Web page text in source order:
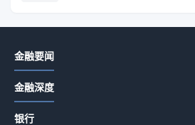
金融要闻
金融深度
银行